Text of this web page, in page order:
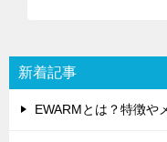
ン
新着記事
EWARMとは？特徴や